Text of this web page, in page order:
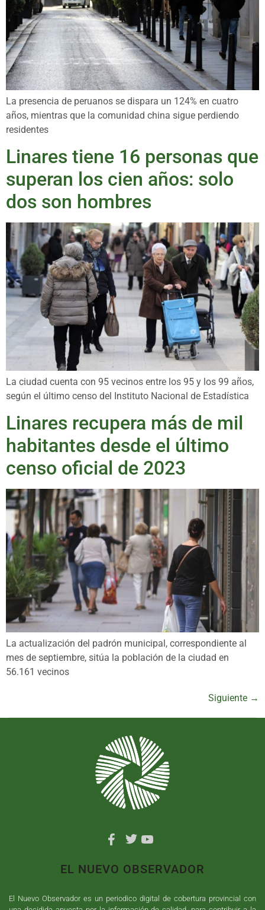
La presencia de peruanos se dispara un 124% en cuatro
años, mientras que la comunidad china sigue perdiendo
residentes
Linares tiene 16 personas que
superan los cien años: solo
dos son hombres
La ciudad cuenta con 95 vecinos entre los 95 y los 99 años,
según el último censo del Instituto Nacional de Estadística
Linares recupera más de mil
habitantes desde el último
censo oficial de 2023
La actualización del padrón municipal, correspondiente al
mes de septiembre, sitúa la población de la ciudad en
56.161 vecinos
Siguiente →
EL NUEVO OBSERVADOR
El Nuevo Observador es un periodico digital de cobertura provincial con